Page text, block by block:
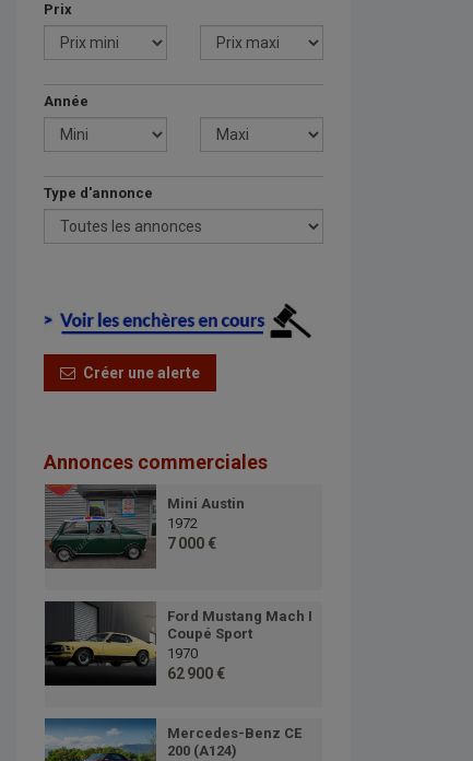
Prix
Année
Type d'annonce
Créer une alerte
Annonces commerciales
Mini Austin
1972
7 000 €
Ford Mustang Mach I
Coupé Sport
1970
62 900 €
Mercedes-Benz CE
200 (A124)